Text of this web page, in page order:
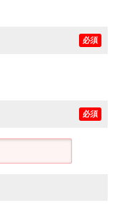
必須
必須